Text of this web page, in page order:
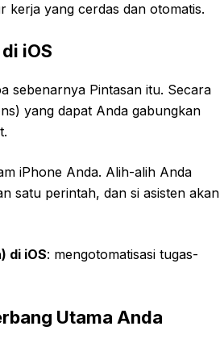
kerja yang cerdas dan otomatis.
iOS
sebenarnya Pintasan itu. Secara
yang dapat Anda gabungkan
iPhone Anda. Alih-alih Anda
satu perintah, dan si asisten akan
di iOS: mengotomatisasi tugas-
Utama Anda